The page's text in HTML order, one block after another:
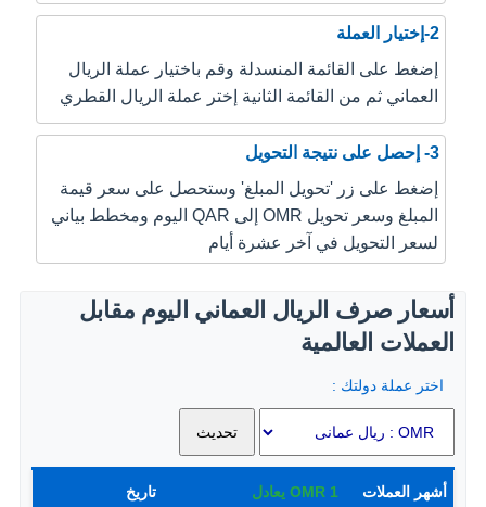
2-إختيار العملة
إضغط على القائمة المنسدلة وقم باختيار عملة الريال
العماني ثم من القائمة الثانية إختر عملة الريال القطري
3- إحصل على نتيجة التحويل
إضغط على زر 'تحويل المبلغ' وستحصل على سعر قيمة
المبلغ وسعر تحويل OMR إلى QAR اليوم ومخطط بياني
لسعر التحويل في آخر عشرة أيام
أسعار صرف الريال العماني اليوم مقابل
العملات العالمية
اختر عملة دولتك :
أشهر العملات 1
OMR يعادل تاريخ